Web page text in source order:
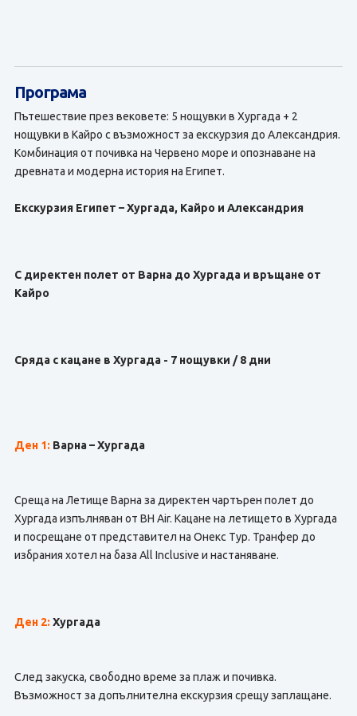
Програма
Пътешествие през вековете: 5 нощувки в Хургада + 2
нощувки в Кайро с възможност за екскурзия до Александрия.
Комбинация от почивка на Червено море и опознаване на
древната и модерна история на Египет.
Екскурзия Египет – Хургада, Кайро и Александрия
С директен полет от Варна до Хургада и връщане от
Кайро
Сряда с кацане в Хургада - 7 нощувки / 8 дни
Ден 1: Варна – Хургада
Среща на Летище Варна за директен чартърен полет до
Хургада изпълняван от BH Air. Кацане на летището в Хургада
и посрещане от представител на Онекс Тур. Транфер до
избрания хотел на база All Inclusive и настаняване.
Ден 2: Хургада
След закуска, свободно време за плаж и почивка.
Възможност за допълнителна екскурзия срещу заплащане.